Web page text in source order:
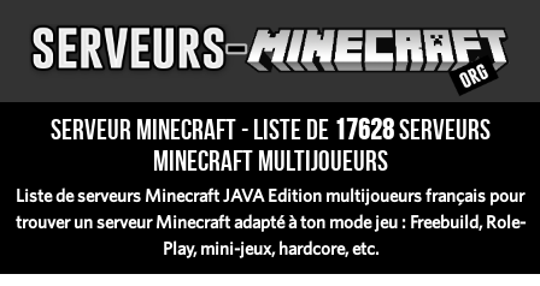
Serveur Minecraft - Liste de 17628serveurs
Minecraft multijoueurs
Liste de serveurs Minecraft JAVA Edition multijoueurs français pour
trouver un serveur Minecraft adapté à ton mode jeu : Freebuild, Role-
Play, mini-jeux, hardcore, etc.